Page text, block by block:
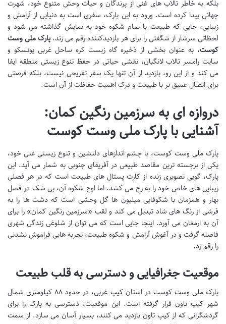
بلکه به خاطر تالاب های غنی از پرندگان و حیات وحش متنوع خود، شهرت
جهانی پیدا کرده است. ورود به این پارک، سفری است به دنیایی از آرامش و
زیبایی، جایی که طبیعت با تمام شکوه خود به نمایش گذاشته می شود و
لحظاتی سرشار از شگفتی را برای هر بازدیدکننده رقم می زند. پارک ملی وست
کوست، به عنوان بخشی از ذخیره گاه زیست کره ساحل غربی یونسکو و
سایت رامسر تالاب لانگبان، نقشی حیاتی در حفظ تنوع زیستی منطقه ایفا
می کند و از این رو، بازدید از آن تنها یک سفر تفریحی نیست، بلکه فرصتی
برای اتصال عمیق تر با طبیعت و درک اهمیت حفاظت از آن است.
دروازه ای به سرزمین رنگین کمان:
آشنایی با پارک ملی وست کوست
پارک ملی وست کوست، با چشم اندازهای دلنشین و تنوع زیستی غنی خود،
یکی از برجسته ترین مقاصد طبیعی در آفریقای جنوبی به شمار می آید. این
پارک، گویی تصویری زنده از کارت پستال های طبیعت است که در هر فصلی
زیبایی های خاص خود را به رخ می کشد. اما اوج شکوه آن، بی شک در فصل
بهار و همزمان با شکوفایی میلیون ها گل وحشی است که دشت ها را به
فرشی از رنگ های شاد تبدیل می کند و لقب «سرزمین رنگین کمان» را برای
آن به ارمغان می آورد. اینجا جایی است که می توان از شلوغی زندگی شهری
فاصله گرفت و در آغوش آرامش و شکوه طبیعت، تجربه هایی فراموش نشدنی
را رقم زد.
موقعیت جغرافیایی و دسترسی به قلب طبیعت
پارک ملی وست کوست در استان کیپ غربی، در حدود ۸۸ کیلومتری شمال
شهر کیپ تاون قرار گرفته است. این موقعیت، دسترسی به پارک را برای
گردشگرانی که از کیپ تاون بازدید می کنند، بسیار آسان می سازد. از سمت